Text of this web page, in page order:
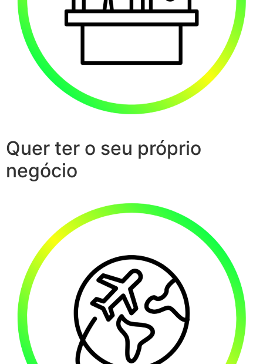
Quer ter o seu próprio
negócio